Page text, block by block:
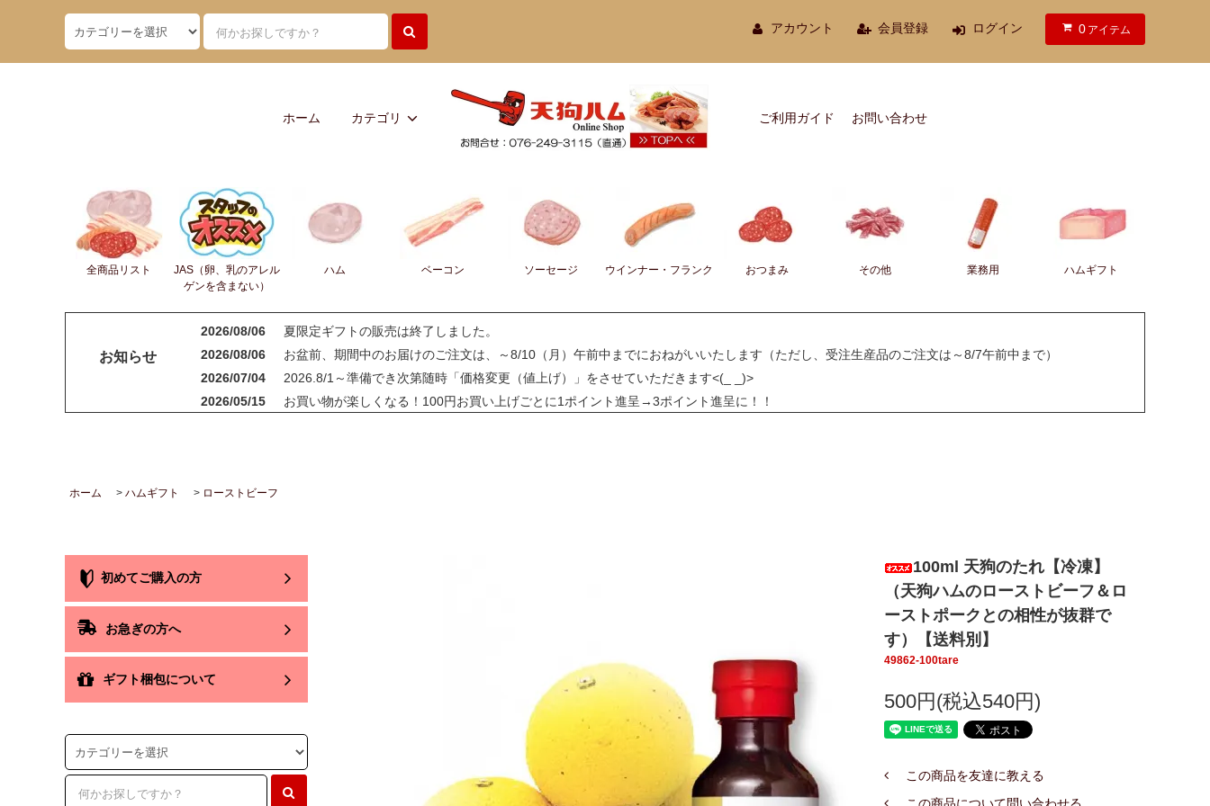
アカウント 会員登録 ログイン 0 アイテム
ホーム カテゴリ ご利用ガイド お問い合わせ
全商品リスト
JAS（卵、乳のアレル
ゲンを含まない）
ハム ベーコン ソーセージ ウインナー・フランク おつまみ その他 業務用 ハムギフト
お知らせ
2026/08/06
夏限定ギフトの販売は終了しました。
2026/08/06
お盆前、期間中のお届けのご注文は、～8/10（月）午前中までにおねがいいたします（ただし、受注生産品のご注文は～8/7午前中まで）
2026/07/04
2026.8/1～準備でき次第随時「価格変更（値上げ）」をさせていただきます<(_ _)>
2026/05/15
お買い物が楽しくなる！100円お買い上げごとに1ポイント進呈→3ポイント進呈に！！
2025/07/14
【ご注意】配送をお急ぎの方は、日付指定をせずに、備考欄にその旨をご記入ください。品物が準備出来次第、発送させていただきます。
「地域から元気に！！」天狗ハムでは【金沢市】の「ふるさと納税返礼品」に提供しております。
ホーム > ハムギフト > ローストビーフ
100ml 天狗のたれ【冷凍】
（天狗ハムのローストビーフ＆ロ
ーストポークとの相性が抜群で
す）【送料別】
49862-100tare
500円(税込540円)
この商品を友達に教える
初めてご購入の方
お急ぎの方へ
ギフト梱包について